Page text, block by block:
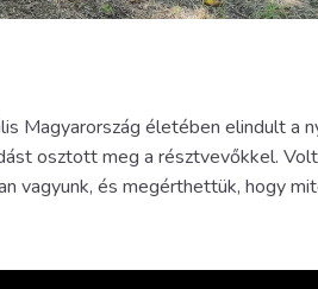
Magyarország életében elindult a
osztott meg a résztvevőkkel.
vagyunk, és megérthettük, hogy